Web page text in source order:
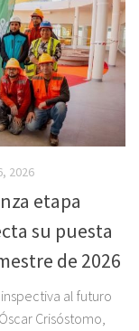
2026
etapa
su puesta
de 2026
al futuro
Crisóstomo,